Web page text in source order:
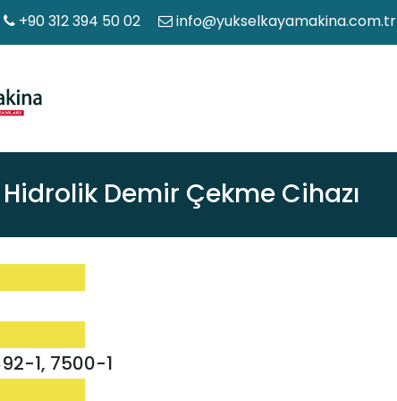
+90 312 394 50 02 info@yukselkayamakina.com.tr
Demir Çekme Cihazı
1, 7500-1